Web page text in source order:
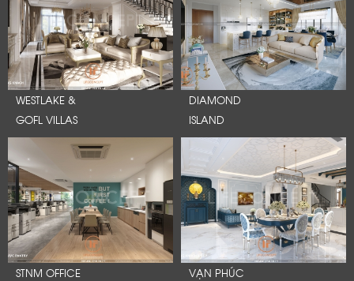
WESTLAKE &
GOFL VILLAS
DIAMOND
ISLAND
STNM OFFICE
VẠN PHÚC